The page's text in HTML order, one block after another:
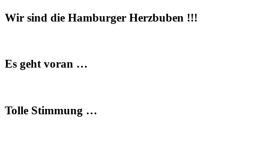
Wir sind die Hamburger Herzbuben !!!
Es geht voran …
Tolle Stimmung …